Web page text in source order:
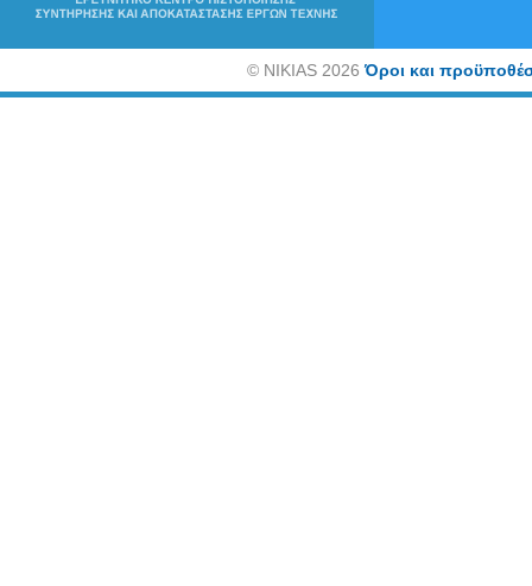
©NIKIAS 2026Όροι και